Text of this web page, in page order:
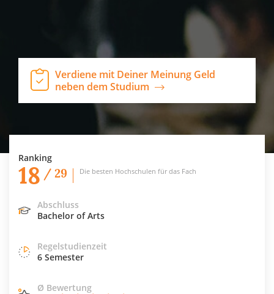
Verdiene mit Deiner Meinung Geld
neben dem Studium
Ranking
18 / 29 Die besten Hochschulen für das Fach
Abschluss
Bachelor of Arts
Regelstudienzeit
6 Semester
Ø Bewertung